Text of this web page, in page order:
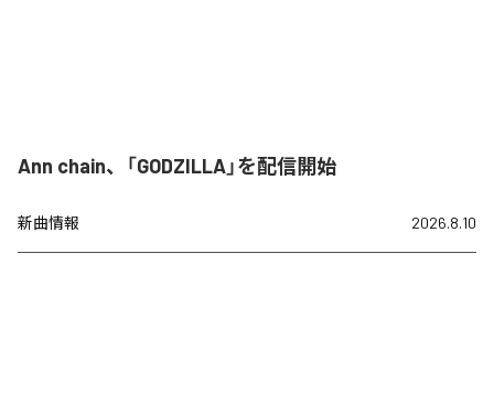
Ann chain、「GODZILLA」を配信開始
新曲情報 2026.8.10